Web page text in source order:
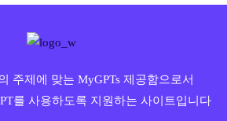
주제에 맞는 MyGPTs 제공함으로서
를 사용하도록 지원하는 사이트입니다